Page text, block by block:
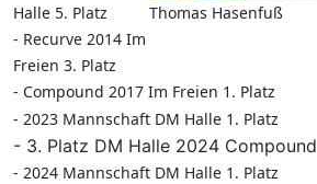
Thomas Hasenfuß
Halle 5. Platz
- Recurve 2014 Im
Freien 3. Platz
- Compound 2017 Im Freien 1. Platz
- 2023 Mannschaft DM Halle 1. Platz
- 3. Platz DM Halle 2024 Compound
- 2024 Mannschaft DM Halle 1. Platz